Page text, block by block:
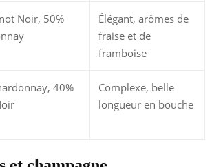
Noir, 50%
Élégant, arômes de
fraise et de
framboise
40%
Complexe, belle
longueur en bouche